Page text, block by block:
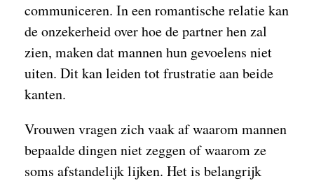
communiceren. In een romantische relatie kan
de onzekerheid over hoe de partner hen zal
zien, maken dat mannen hun gevoelens niet
uiten. Dit kan leiden tot frustratie aan beide
kanten.
Vrouwen vragen zich vaak af waarom mannen
bepaalde dingen niet zeggen of waarom ze
soms afstandelijk lijken. Het is belangrijk